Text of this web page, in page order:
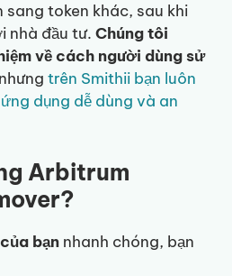
sang token khác, sau khi
nhà đầu tư. Chúng tôi
về cách người dùng sử
trên Smithii bạn luôn
dụng dễ dùng và an
Arbitrum
bạn nhanh chóng, bạn